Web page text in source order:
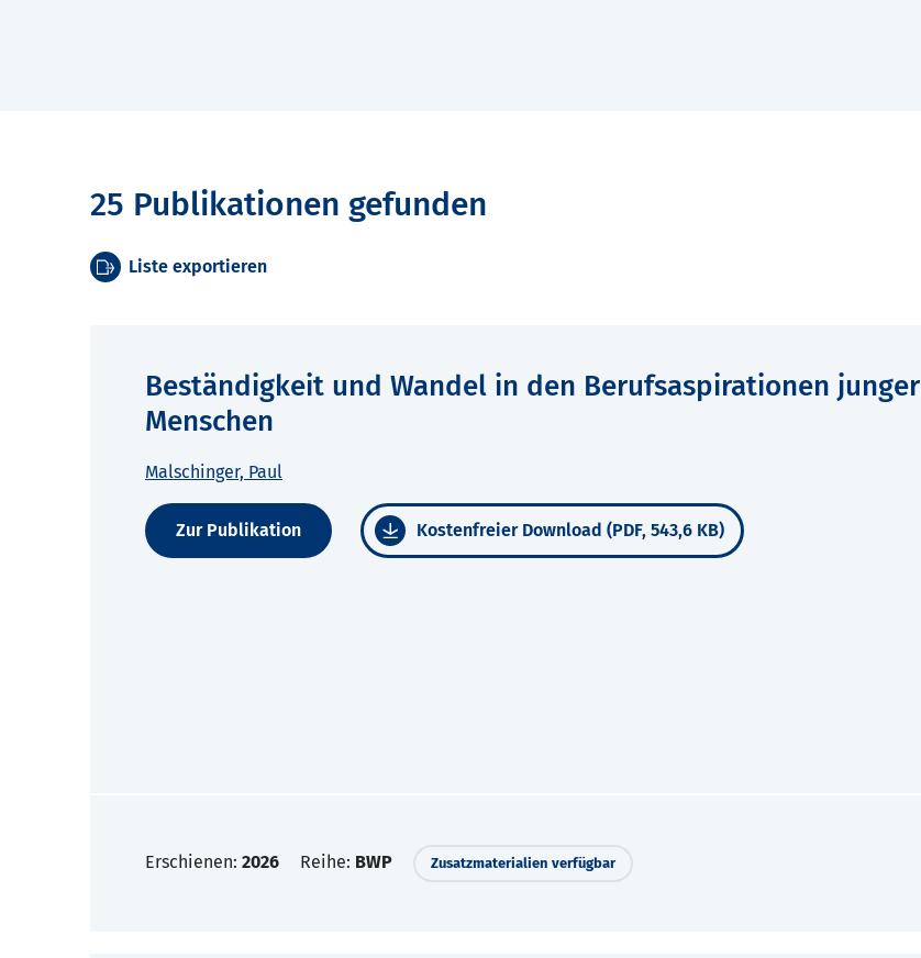
25 Publikationen gefunden
Liste exportieren
Beständigkeit und Wandel in den Berufsaspirationen junger
Menschen
Malschinger, Paul
Zur Publikation Kostenfreier Download (PDF, 543,6 KB)
Erschienen: 2026 Reihe: BWP Zusatzmaterialien verfügbar